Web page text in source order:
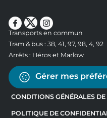
Transports en commun
Tram & bus : 38, 41, 97, 98, 4, 92
Arrêts : Héros et Marlow
Gérer mes
CONDITIONS GÉNÉRALES DE
POLITIQUE DE